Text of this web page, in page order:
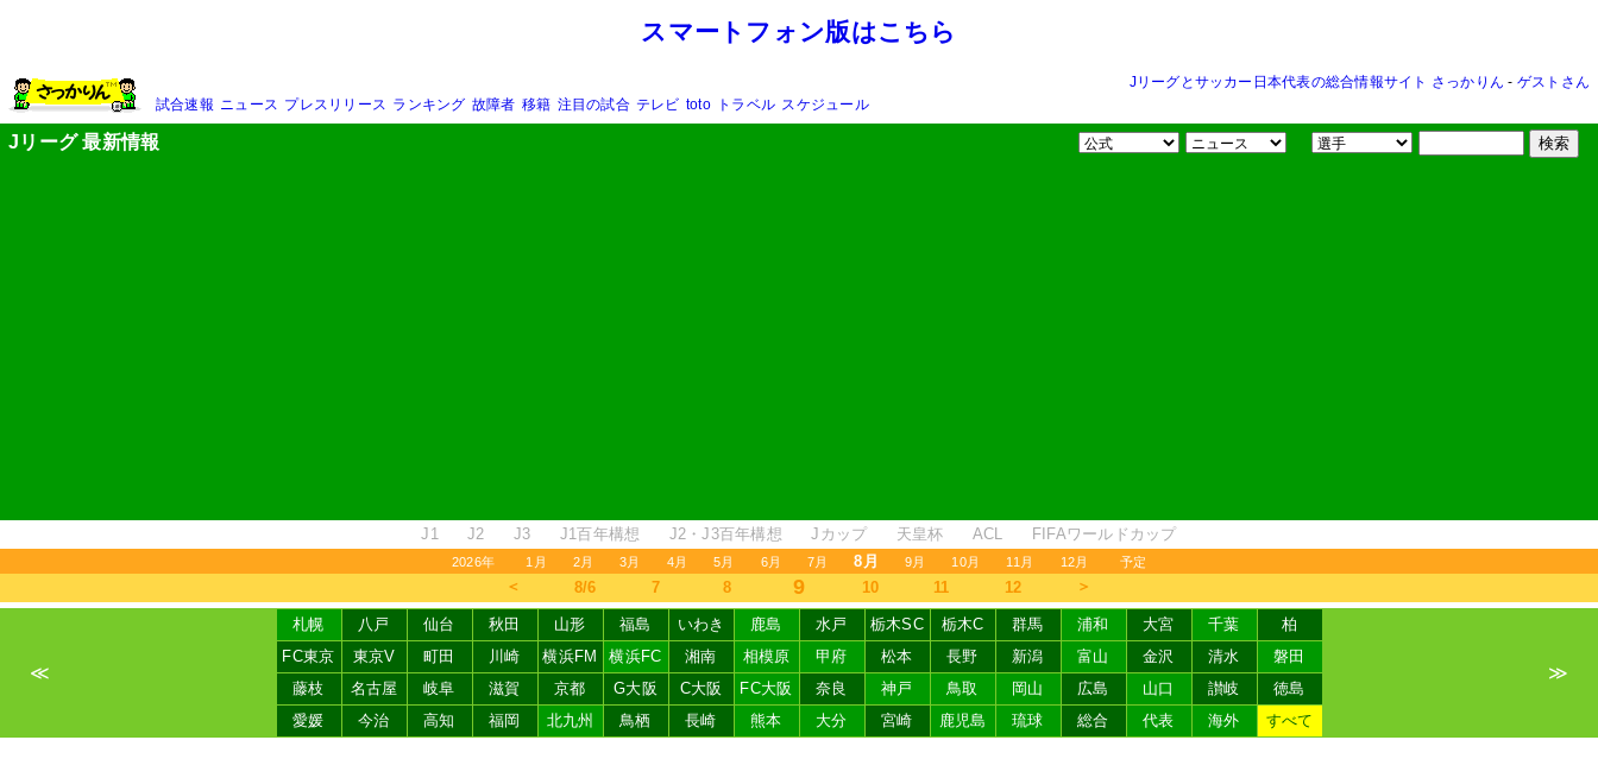
スマートフォン版はこちら
Jリーグとサッカー日本代表の総合情報サイト さっかりん - ゲストさん
試合速報 ニュース プレスリリース ランキング 故障者 移籍 注目の試合 テレビ toto トラベル スケジュール
Jリーグ 最新情報
J1 J2 J3 J1百年構想 J2・J3百年構想 Jカップ 天皇杯 ACL FIFAワールドカップ
2026年 1月 2月 3月 4月 5月 6月 7月 8月 9月 10月 11月 12月 予定
＜ 8/6 7 8 9 10 11 12 ＞
≪
札幌 八戸 仙台 秋田 山形 福島 いわき 鹿島 水戸 栃木SC 栃木C 群馬 浦和 大宮 千葉
柏
FC東京
東京V 町田 川崎 横浜FM 横浜FC 湘南 相模原 甲府 松本 長野 新潟 富山 金沢 清水
磐田
藤枝
名古屋 岐阜 滋賀 京都 G大阪 C大阪 FC大阪 奈良 神戸 鳥取 岡山 広島 山口 讃岐
徳島
愛媛
今治 高知 福岡 北九州 鳥栖 長崎 熊本 大分 宮崎 鹿児島 琉球 総合 代表 海外 すべて
≫